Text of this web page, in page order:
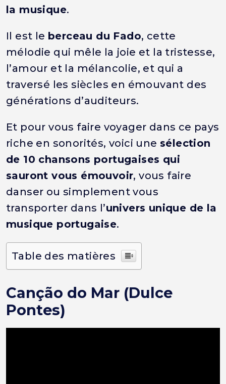
la musique.
Il est le berceau du Fado, cette
mélodie qui mêle la joie et la tristesse,
l’amour et la mélancolie, et qui a
traversé les siècles en émouvant des
générations d’auditeurs.
Et pour vous faire voyager dans ce pays
riche en sonorités, voici une sélection
de 10 chansons portugaises qui
sauront vous émouvoir, vous faire
danser ou simplement vous
transporter dans l’univers unique de la
musique portugaise.
Table des matières
Canção do Mar (Dulce
Pontes)